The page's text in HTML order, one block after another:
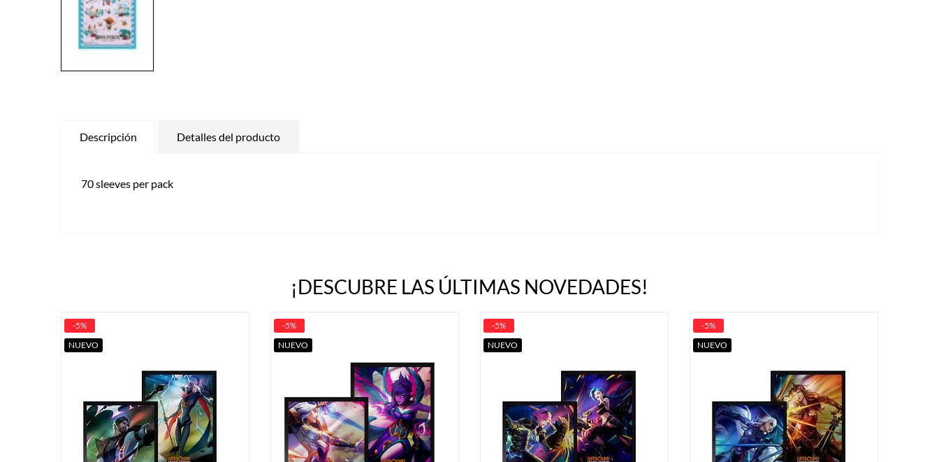
Descripción Detalles del producto
70 sleeves per pack
¡DESCUBRE LAS ÚLTIMAS NOVEDADES!
-5%
NUEVO
-5%
NUEVO
-5%
NUEVO
-5%
NUEVO